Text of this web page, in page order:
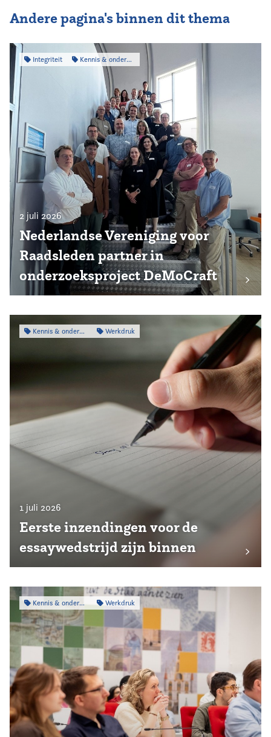
Andere pagina's binnen dit thema
Integriteit Kennis & onderzoek
2 juli 2026
Nederlandse Vereniging voor
Raadsleden partner in
onderzoeksproject DeMoCraft
Kennis & onderzoek Werkdruk
1 juli 2026
Eerste inzendingen voor de
essaywedstrijd zijn binnen
Kennis & onderzoek Werkdruk